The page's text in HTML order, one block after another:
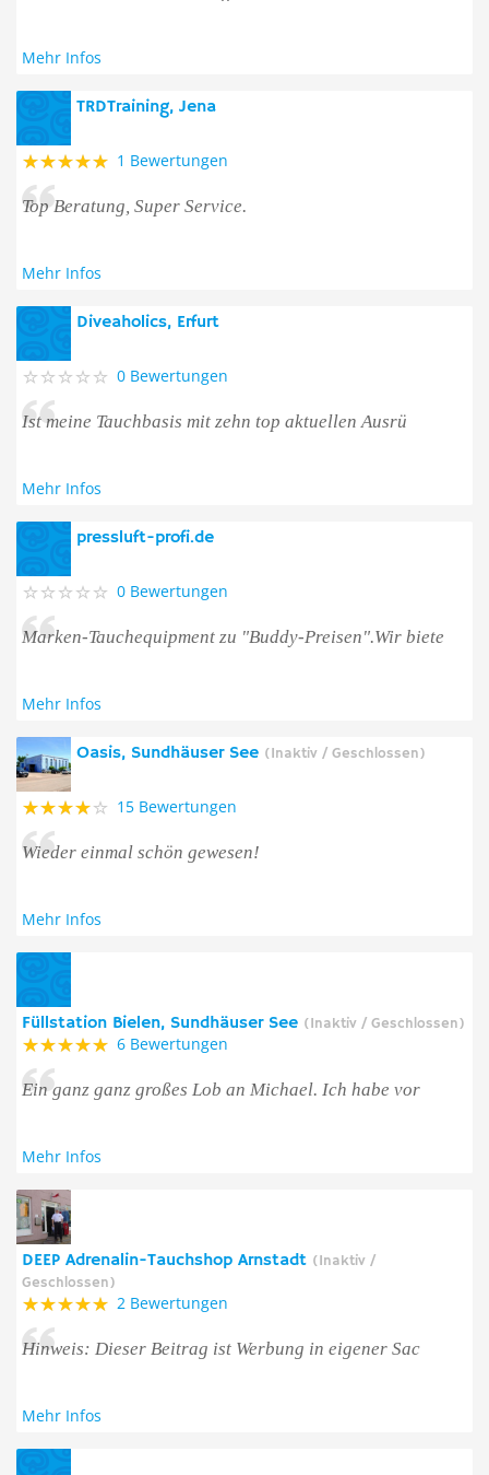
Mehr Infos
TRDTraining, Jena
1 Bewertungen
Top Beratung, Super Service.
Mehr Infos
Diveaholics, Erfurt
0 Bewertungen
Ist meine Tauchbasis mit zehn top aktuellen Ausrü
Mehr Infos
pressluft-profi.de
0 Bewertungen
Marken-Tauchequipment zu "Buddy-Preisen".Wir biete
Mehr Infos
Oasis, Sundhäuser See (Inaktiv / Geschlossen)
15 Bewertungen
Wieder einmal schön gewesen!
Mehr Infos
Füllstation Bielen, Sundhäuser See (Inaktiv / Geschlossen)
6 Bewertungen
Ein ganz ganz großes Lob an Michael. Ich habe vor
Mehr Infos
DEEP Adrenalin-Tauchshop Arnstadt (Inaktiv /
Geschlossen)
2 Bewertungen
Hinweis: Dieser Beitrag ist Werbung in eigener Sac
Mehr Infos